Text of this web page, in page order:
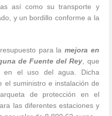
así como su transporte y
y un bordillo conforme a la
para la mejora en
de Fuente del Rey , que
en el uso del agua. Dicha
el suministro e instalación de
de protección en el
las diferentes estaciones y